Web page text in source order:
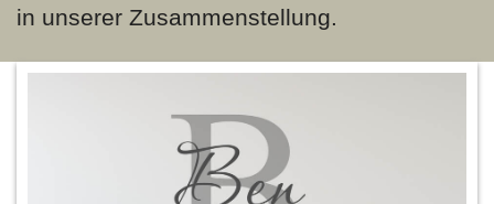
in unserer Zusammenstellung.